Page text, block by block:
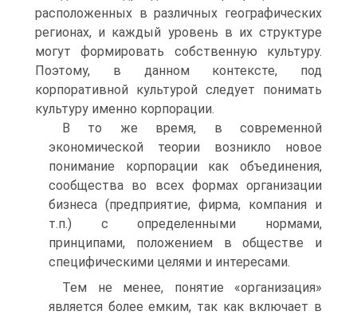
расположенных в различных географических
регионах, и каждый уровень в их структуре
могут формировать собственную культуру.
Поэтому, в данном контексте, под
корпоративной культурой следует понимать
культуру именно корпорации.
В то же время, в современной
экономической теории возникло новое
понимание корпорации как объединения,
сообщества во всех формах организации
бизнеса (предприятие, фирма, компания и
т.п.) с определенными нормами,
принципами, положением в обществе и
специфическими целями и интересами.
Тем не менее, понятие «организация»
является более емким, так как включает в